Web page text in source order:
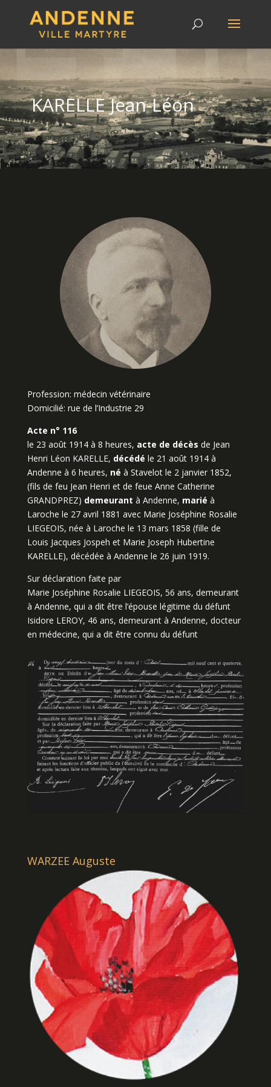
KARELLE Jean-Léon
Profession: médecin vétérinaire
Domicilié: rue de l’Industrie 29
Acte n° 116
le 23 août 1914 à 8 heures, acte de décès de Jean
Henri Léon KARELLE, décédé le 21 août 1914 à
Andenne à 6 heures, né à Stavelot le 2 janvier 1852,
(fils de feu Jean Henri et de feue Anne Catherine
GRANDPREZ) demeurant à Andenne, marié à
Laroche le 27 avril 1881 avec Marie Joséphine Rosalie
LIEGEOIS, née à Laroche le 13 mars 1858 (fille de
Louis Jacques Jospeh et Marie Joseph Hubertine
KARELLE), décédée à Andenne le 26 juin 1919.
Sur déclaration faite par
Marie Joséphine Rosalie LIEGEOIS, 56 ans, demeurant
à Andenne, qui a dit être l’épouse légitime du défunt
Isidore LEROY, 46 ans, demeurant à Andenne, docteur
en médecine, qui a dit être connu du défunt
WARZEE Auguste